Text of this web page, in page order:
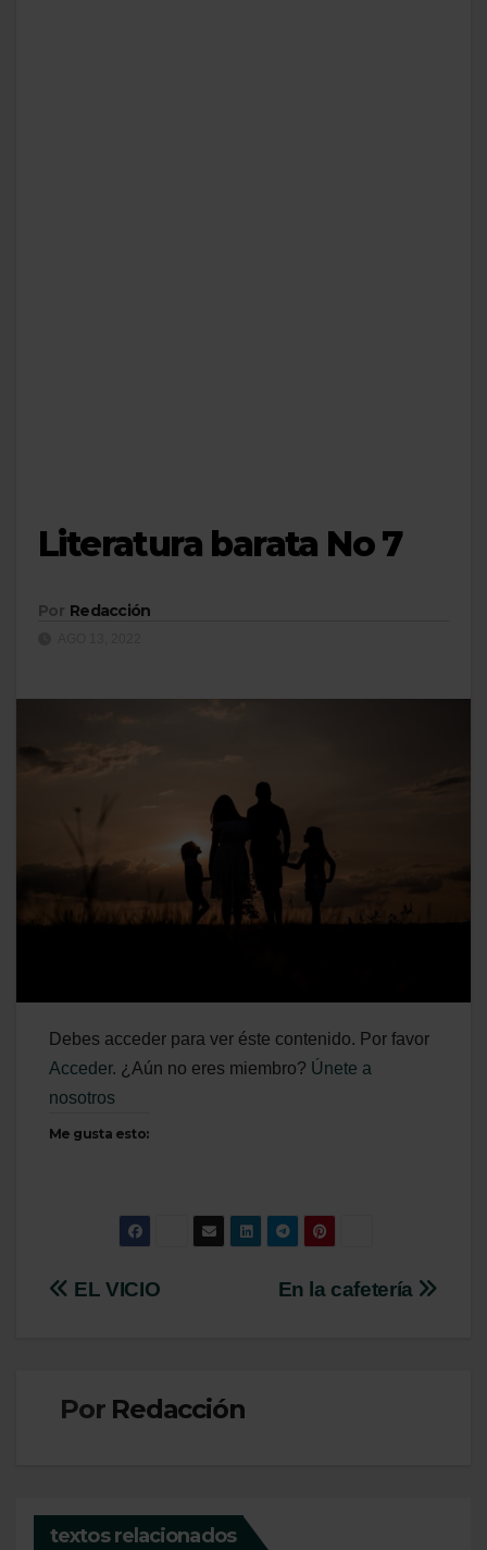
Literatura barata No 7
Por Redacción
Debes acceder para ver éste contenido. Por favor
Acceder. ¿Aún no eres miembro? Únete a
nosotros
Me gusta esto:
Navegación
En la cafetería
EL VICIO
Por Redacción
textos relacionados